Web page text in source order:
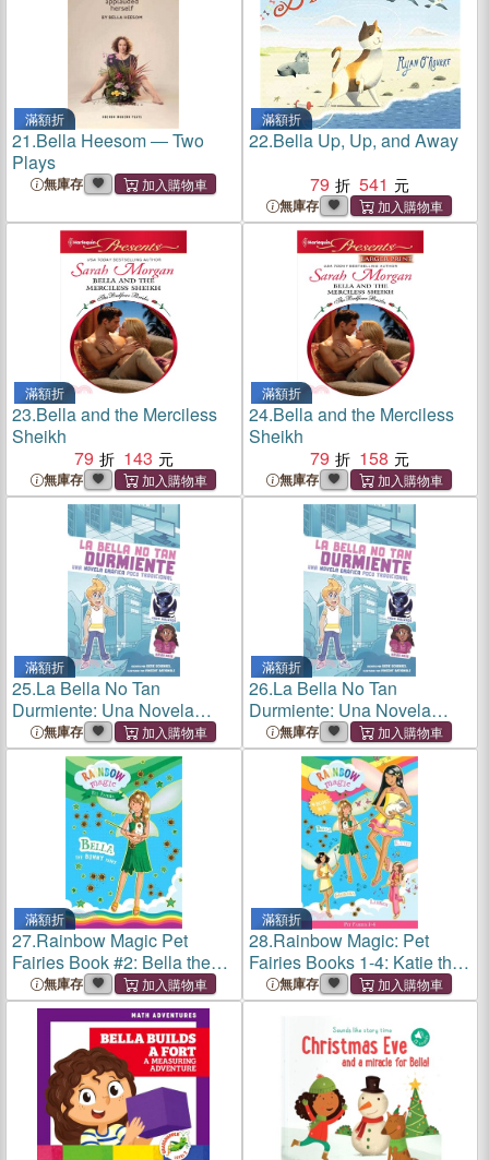
滿額折
21.Bella Heesom ― Two
Plays
無庫存
滿額折
22.Bella Up, Up, and Away
79
541
無庫存
滿額折
23.Bella and the Merciless
Sheikh
79
143
無庫存
滿額折
24.Bella and the Merciless
Sheikh
79
158
無庫存
滿額折
25.La Bella No Tan
Durmiente: Una Novela
Gráfica Poco Tradicional
無庫存
滿額折
26.La Bella No Tan
Durmiente: Una Novela
Gráfica Poco Tradicional
無庫存
滿額折
27.Rainbow Magic Pet
Fairies Book #2: Bella the
Bunny Fairy
無庫存
滿額折
28.Rainbow Magic: Pet
Fairies Books 1-4: Katie the
Kitten Fairy, Bella the Bunny
Fairy, Georgia the Guinea
Pig Fairy, Lauren the Puppy
無庫存